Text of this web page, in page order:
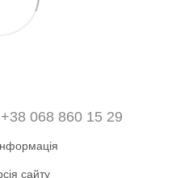
+38 068 860 15 29
сайту